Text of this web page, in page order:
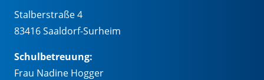
Stalberstraße 4
83416 Saaldorf-Surheim
Schulbetreuung:
Frau Nadine Hogger